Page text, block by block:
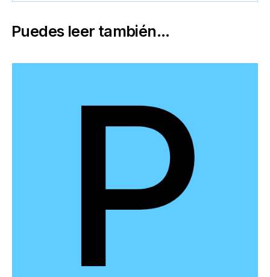
Puedes leer también...